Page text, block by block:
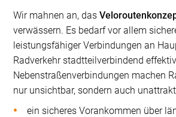
Wir mahnen an, das
verwässern. Es bedarf vor allem
leistungsfähiger Verbindungen an
Radverkehr stadtteilverbindend
Nebenstraßenverbindungen machen
nur unsichtbar, sondern auch
ein sicheres Vorankommen über